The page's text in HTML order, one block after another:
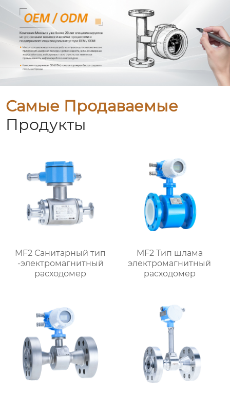
Самые Продаваемые
Продукты
MF2 Санитарный тип
-электромагнитный
расходомер
MF2 Тип шлама
электромагнитный
расходомер